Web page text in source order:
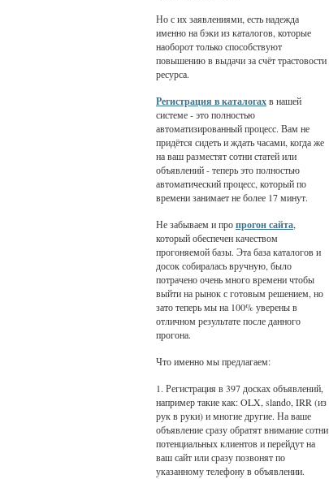
Но с их заявлениями, есть надежда
именно на бэки из каталогов, которые
наоборот только способствуют
повышению в выдачи за счёт трастовости
ресурса.
Регистрация в каталогахв нашей
системе - это полностью
автоматизированный процесс. Вам не
придётся сидеть и ждать часами, когда же
на ваш разместят сотни статей или
объявлений - теперь это полностью
автоматический процесс, который по
времени занимает не более 17 минут.
Не забываем и пропрогон сайта,
который обеспечен качеством
прогоняемой базы. Эта база каталогов и
досок собиралась вручную, было
потрачено очень много времени чтобы
выйти на рынок с готовым решением, но
зато теперь мы на 100% уверены в
отличном результате после данного
прогона.
Что именно мы предлагаем:
1. Регистрация в 397 досках объявлений,
например такие как: OLX, slando, IRR (из
рук в руки) и многие другие. На ваше
объявление сразу обратят внимание сотни
потенциальных клиентов и перейдут на
ваш сайт или сразу позвонят по
указанному телефону в объявлении.